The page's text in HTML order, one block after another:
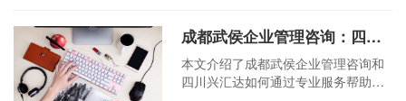
成都武侯企业管理咨询：四川兴汇达如何助力您的业务增长？
本文介绍了成都武侯企业管理咨询和
四川兴汇达如何通过专业服务帮助企